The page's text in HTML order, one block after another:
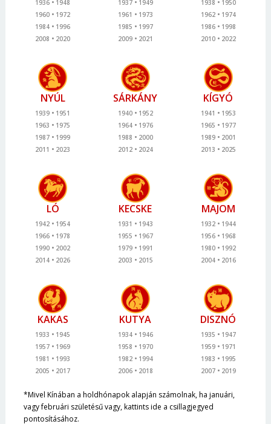
1936
1948
1960
1972
1984
1996
2008
2020
1937
1949
1961
1973
1985
1997
2009
2021
1938
1950
1962
1974
1986
1998
2010
2022
NYÚL
1939
1951
1963
1975
1987
1999
2011
2023
SÁRKÁNY
1940
1952
1964
1976
1988
2000
2012
2024
KÍGYÓ
1941
1953
1965
1977
1989
2001
2013
2025
LÓ
1942
1954
1966
1978
1990
2002
2014
2026
KECSKE
1931
1943
1955
1967
1979
1991
2003
2015
MAJOM
1932
1944
1956
1968
1980
1992
2004
2016
KAKAS
1933
1945
1957
1969
1981
1993
2005
2017
KUTYA
1934
1946
1958
1970
1982
1994
2006
2018
DISZNÓ
1935
1947
1959
1971
1983
1995
2007
2019
*Mivel Kínában a holdhónapok alapján számolnak, ha januári,
vagy februári születésű vagy, kattints ide a csillagjegyed
pontosításához.